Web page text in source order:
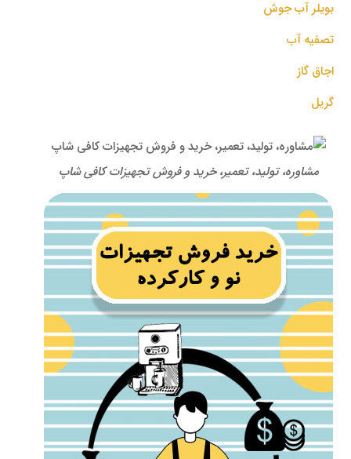
بویلر آب جوش
تصفیه آب
اجاق گاز
گریل
مشاوره، تولید، تعمیر، خرید و فروش تجهیزات کافی شاپ